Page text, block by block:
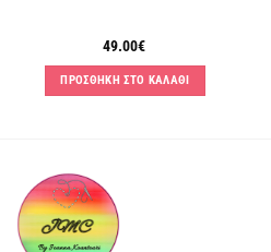
49.00€
ΠΡΟΣΘΗΚΗ ΣΤΟ ΚΑΛΑΘΙ